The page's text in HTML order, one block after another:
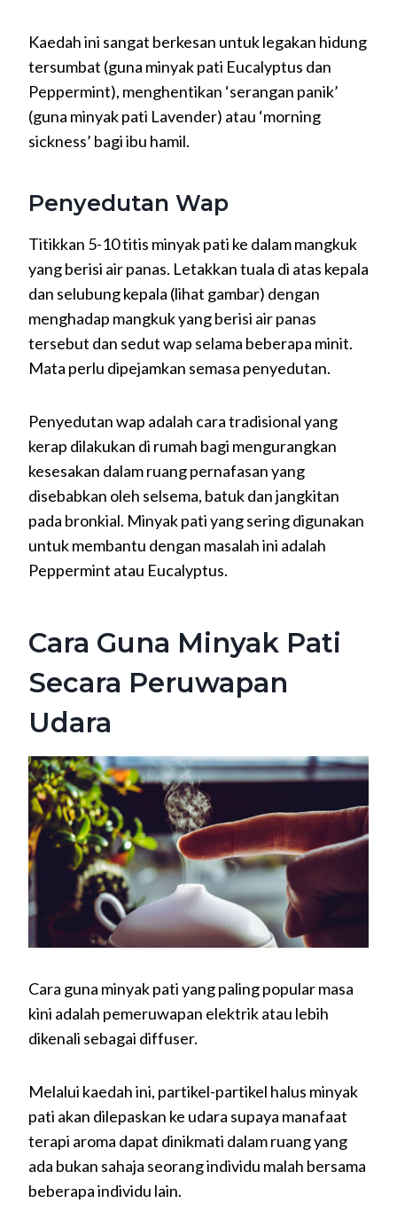
Kaedah ini sangat berkesan untuk legakan hidung
tersumbat (guna minyak pati Eucalyptus dan
Peppermint), menghentikan ‘serangan panik’
(guna minyak pati Lavender) atau ‘morning
sickness’ bagi ibu hamil.
Penyedutan Wap
Titikkan 5-10 titis minyak pati ke dalam mangkuk
yang berisi air panas. Letakkan tuala di atas kepala
dan selubung kepala (lihat gambar) dengan
menghadap mangkuk yang berisi air panas
tersebut dan sedut wap selama beberapa minit.
Mata perlu dipejamkan semasa penyedutan.
Penyedutan wap adalah cara tradisional yang
kerap dilakukan di rumah bagi mengurangkan
kesesakan dalam ruang pernafasan yang
disebabkan oleh selsema, batuk dan jangkitan
pada bronkial. Minyak pati yang sering digunakan
untuk membantu dengan masalah ini adalah
Peppermint atau Eucalyptus.
Cara Guna Minyak Pati
Secara Peruwapan
Udara
Cara guna minyak pati yang paling popular masa
kini adalah pemeruwapan elektrik atau lebih
dikenali sebagai diffuser.
Melalui kaedah ini, partikel-partikel halus minyak
pati akan dilepaskan ke udara supaya manafaat
terapi aroma dapat dinikmati dalam ruang yang
ada bukan sahaja seorang individu malah bersama
beberapa individu lain.